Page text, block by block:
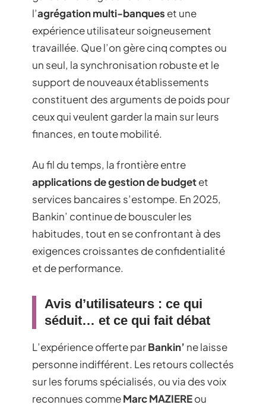
l’agrégation multi-banques et une
expérience utilisateur soigneusement
travaillée. Que l’on gère cinq comptes ou
un seul, la synchronisation robuste et le
support de nouveaux établissements
constituent des arguments de poids pour
ceux qui veulent garder la main sur leurs
finances, en toute mobilité.
Au fil du temps, la frontière entre
applications de gestion de budgetet
services bancaires s’estompe. En 2025,
Bankin’ continue de bousculer les
habitudes, tout en se confrontant à des
exigences croissantes de confidentialité
et de performance.
Avis d’utilisateurs : ce qui
séduit… et ce qui fait débat
L’expérience offerte parBankin’ ne laisse
personne indifférent. Les retours collectés
sur les forums spécialisés, ou via des voix
reconnues commeMarc MAZIEREou